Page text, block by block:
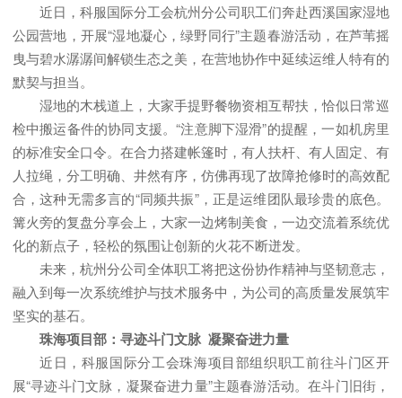
近日，科服国际分工会杭州分公司职工们奔赴西溪国家湿地
公园营地，开展“湿地凝心，绿野同行”主题春游活动，在芦苇摇
曳与碧水潺潺间解锁生态之美，在营地协作中延续运维人特有的
默契与担当。
湿地的木栈道上，大家手提野餐物资相互帮扶，恰似日常巡
检中搬运备件的协同支援。“注意脚下湿滑”的提醒，一如机房里
的标准安全口令。在合力搭建帐篷时，有人扶杆、有人固定、有
人拉绳，分工明确、井然有序，仿佛再现了故障抢修时的高效配
合，这种无需多言的“同频共振”，正是运维团队最珍贵的底色。
篝火旁的复盘分享会上，大家一边烤制美食，一边交流着系统优
化的新点子，轻松的氛围让创新的火花不断迸发。
未来，杭州分公司全体职工将把这份协作精神与坚韧意志，
融入到每一次系统维护与技术服务中，为公司的高质量发展筑牢
坚实的基石。
珠海项目部：寻迹斗门文脉 凝聚奋进力量
近日，科服国际分工会珠海项目部组织职工前往斗门区开
展“寻迹斗门文脉，凝聚奋进力量”主题春游活动。在斗门旧街，